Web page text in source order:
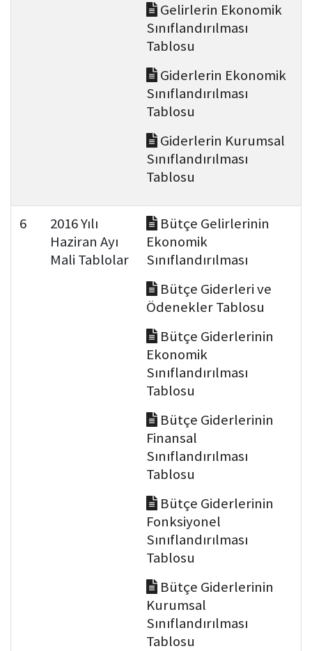
Gelirlerin Ekonomik
Sınıflandırılması
Tablosu
Giderlerin Ekonomik
Sınıflandırılması
Tablosu
Giderlerin Kurumsal
Sınıflandırılması
Tablosu
6
2016 Yılı
Haziran Ayı
Mali Tablolar
Bütçe Gelirlerinin
Ekonomik
Sınıflandırılması
Bütçe Giderleri ve
Ödenekler Tablosu
Bütçe Giderlerinin
Ekonomik
Sınıflandırılması
Tablosu
Bütçe Giderlerinin
Finansal
Sınıflandırılması
Tablosu
Bütçe Giderlerinin
Fonksiyonel
Sınıflandırılması
Tablosu
Bütçe Giderlerinin
Kurumsal
Sınıflandırılması
Tablosu